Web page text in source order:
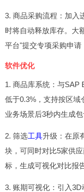
3. 商品采购流程：加入
时将自动释放库存。大
平台"提交专项采购申请
软件优化
1. 商品库系统：与SAP
低于0.3%，支持按区域
业务场景后3秒内生成
2. 筛选工具升级：在原
块，可同时对比5家供
标，生成可视化对比报告
3. 账期可视化：引入